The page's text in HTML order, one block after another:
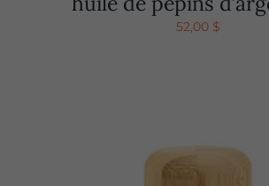
52,00 $